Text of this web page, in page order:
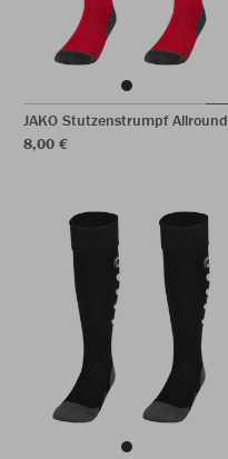
JAKO Stutzenstrumpf Allround
8,00 €